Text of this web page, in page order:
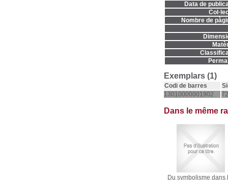
Data de
Nombre de
Exemplars (1)
Codi de barres
13010000001902
Dans le même
Du symbolisme dans